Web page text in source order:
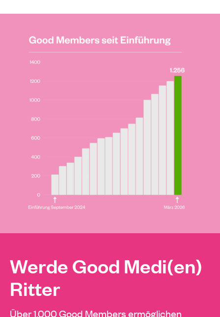
Werde Good Medi(en)
Ritter
Über 1.000 Good Members ermöglichen